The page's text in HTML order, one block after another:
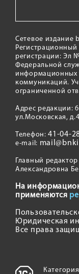
Сетевое издание
регистрации: Эл
Федеральной
информационных
коммуникаций.
ограниченной
Адрес редакции:
ул.Московская,
Телефон:41-04-
e-mail:
Главный
Александровна
На
применяются
Юридическая
Все права